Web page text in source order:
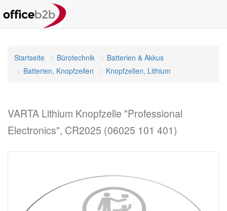
Startseite Bürotechnik
Batterien & Akkus
Batterien, Knopfzellen
Knopfzellen, Lithium
VARTA Lithium Knopfzelle "Professional
Electronics", CR2025 (06025 101 401)